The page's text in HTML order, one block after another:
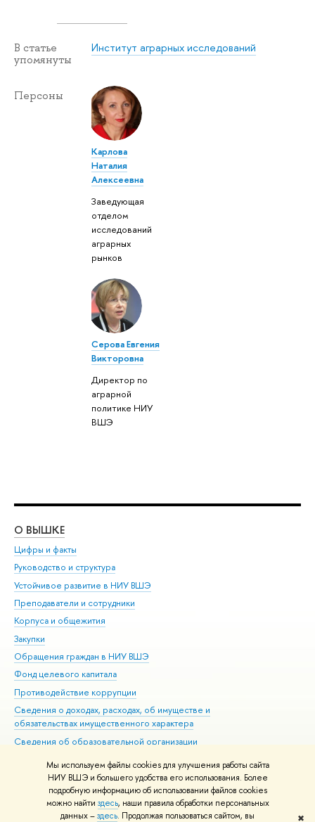
Мы используем файлы cookies для улучшения работы сайта
НИУ ВШЭ и большего удобства его использования. Более
подробную информацию об использовании файлов cookies
можно найти здесь, наши правила обработки персональных
данных –здесь. Продолжая пользоваться сайтом, вы ✖
В статье
упомянуты
Институт аграрных исследований
Персоны
Карлова
Наталия
Алексеевна
Заведующая
отделом
исследований
аграрных
рынков
Серова Евгения
Викторовна
Директор по
аграрной
политике НИУ
ВШЭ
О ВЫШКЕ
Цифры и факты
Руководство и структура
Устойчивое развитие в НИУ ВШЭ
Преподаватели и сотрудники
Корпуса и общежития
Закупки
Обращения граждан в НИУ ВШЭ
Фонд целевого капитала
Противодействие коррупции
Сведения о доходах, расходах, об имуществе и
обязательствах имущественного характера
Сведения об образовательной организации
Людям с ограниченными возможностями здоровья
Единая платежная страница
Работа в Вышке